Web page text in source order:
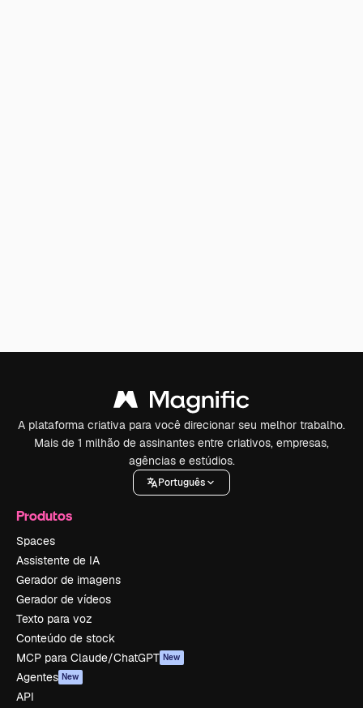
A plataforma criativa para você direcionar seu melhor trabalho.
Mais de 1 milhão de assinantes entre criativos, empresas,
agências e estúdios.
Português
Produtos
Spaces
Assistente de IA
Gerador de imagens
Gerador de vídeos
Texto para voz
Conteúdo de stock
MCP para Claude/ChatGPT New
Agentes New
API